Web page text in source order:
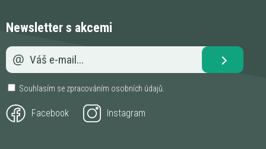
Newsletter s akcemi
Souhlasím se zpracováním osobních údajů
Facebook Instagram